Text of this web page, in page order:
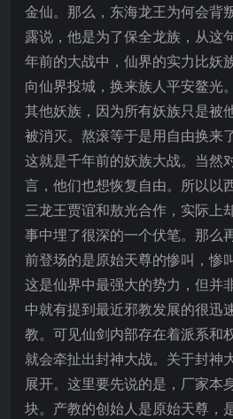
金仙。那么，东海龙王为何会背
露说，他是为了保全龙族，从这
年前的大战中，仙界的实力比妖
向仙界投城，换来族人平安鳌光
其他妖族，因为所有妖族只是被
被消灭。熬滚等于是用自由换来
这就是千年前的妖族大战。当然
言，他们也想恢复自由。所以以
三龙王贾谊和敖光合作，实际上
事中埋了很深的一个伏笔。那么
前登场的是原始天尊的惨叫，惨
这是仙界中最强大的势力，但并
中就有提到最近邪教发展的很迅
教。可见仙剑内部存在着派系和
就会牵扯出封神大战。关于封神
展开。这里要先说的是，厂家本
块。产教的创始人是原始天尊，